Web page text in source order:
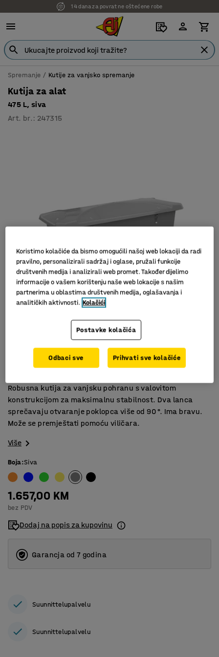
14 dana za povrat ne oštećene robe
Spremanje Kutije za vanjsko spremanje
Kutija za alat
475 L, siva
Art. br. : 247315
Vakumski oblikovano kućište
Može se premještati pomoću viličara
Robusna kutija za vanjsku pohranu s valovitom
konstrukcijom za maksimalnu stabilnost. Dva lanca
sprečavaju otvaranje poklopca više od 90 °. Ima bravu.
Može se premještati pomoću viličara.
Više
Boja:Siva
1.657,00 KM
bez PDV
Dodaj na popis za kupovinu
Garancja od 7 godina
Suunnittelupalvelu
Suunnittelupalvelu
Koristimo kolačiće da bismo omogućili našoj web lokaciji da radi
pravilno, personalizirali sadržaj i oglase, pružali funkcije
društvenih medija i analizirali web promet. Također dijelimo
informacije o vašem korištenju naše web lokacije s našim
partnerima u oblastima društvenih medija, oglašavanja i
analitičkih aktivnosti. Kolačići
Postavke kolačića
Odbaci sve Prihvati sve kolačiće